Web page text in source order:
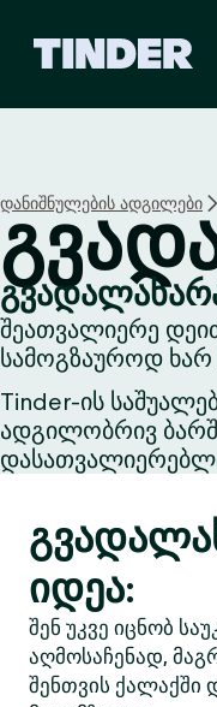
H
o
m
e
დანიშნულების ადგილები
შეათვალიერე
სამოგზაუროდ ხარ
Tinder-ის
ადგილობრივ
იდეა:
შენ უკვე იცნობ
აღმოსაჩენად,
შენთვის ქალაქში